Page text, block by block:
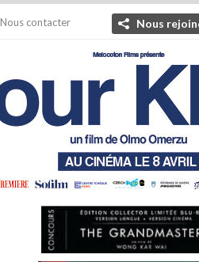
Nous contacter Nous